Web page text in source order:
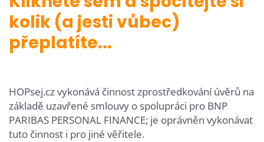
kolik (a jesti vůbec)
přeplatíte...
HOPsej.cz vykonává činnost zprostředkování úvěrů na
základě uzavřené smlouvy o spolupráci pro BNP
PARIBAS PERSONAL FINANCE; je oprávněn vykonávat
tuto činnost i pro jiné věřitele.